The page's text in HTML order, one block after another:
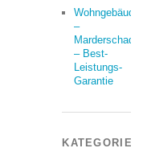
Wohngebäude
–
Marderschaden
– Best-
Leistungs-
Garantie
KATEGORIEN